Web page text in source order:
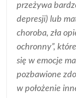
przeżywa
depresji) lub
choroba, zła
ochronny”,
się w emocje
pozbawione
w położenie